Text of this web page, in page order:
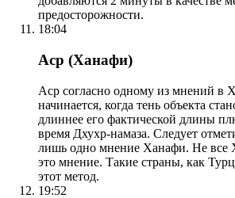
предосторожности.
18:04
Аср (Ханафи)
Аср согласно одному из мнений в
начинается, когда тень объекта
длиннее его фактической длины
время Дхухр-намаза. Следует
лишь одно мнение Ханафи. Не все
это мнение. Такие страны, как
этот метод.
19:52